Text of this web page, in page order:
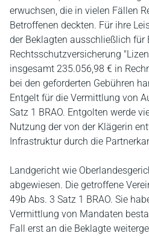
erwuchsen, die in vielen Fällen
Betroffenen deckten. Für ihre
der Beklagten ausschließlich für
Rechtsschutzversicherung
insgesamt 235.056,98 € in
bei den geforderten Gebühren
Entgelt für die Vermittlung von
Satz 1 BRAO. Entgolten werde
Nutzung der von der Klägerin
Infrastruktur durch die
Landgericht wie
abgewiesen. Die getroffene
49b Abs. 3 Satz 1 BRAO. Sie
Vermittlung von Mandaten
Fall erst an die Beklagte